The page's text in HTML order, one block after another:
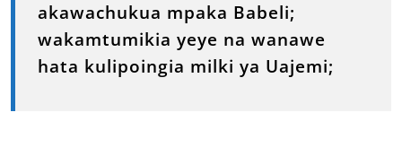
akawachukua mpaka Babeli;
wakamtumikia yeye na wanawe
hata kulipoingia milki ya Uajemi;